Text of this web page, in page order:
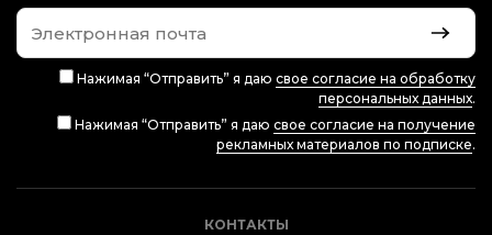
Нажимая “Отправить” я даю свое согласие на обработку
персональных данных.
Нажимая “Отправить” я даю свое согласие на получение
рекламных материалов по подписке.
КОНТАКТЫ